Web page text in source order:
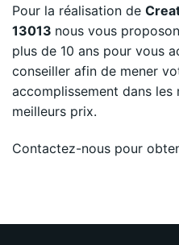
Pour la réalisation de
13013 nous vous
plus de 10 ans pour vous
conseiller afin de mener
accomplissement dans les
meilleurs prix.
Contactez-nous pour